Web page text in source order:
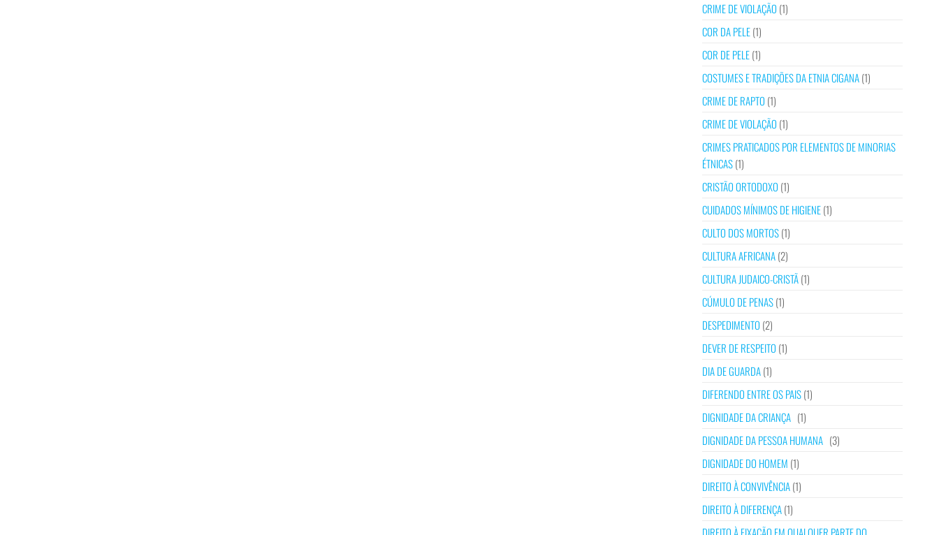
CRIME DE VIOLAÇÃO (1)
COR DA PELE(1)
COR DE PELE(1)
COSTUMES E TRADIÇÕES DA ETNIA CIGANA(1)
CRIME DE RAPTO (1)
CRIME DE VIOLAÇÃO (1)
CRIMES PRATICADOS POR ELEMENTOS DE MINORIAS
ÉTNICAS(1)
CRISTÃO ORTODOXO (1)
CUIDADOS MÍNIMOS DE HIGIENE(1)
CULTO DOS MORTOS(1)
CULTURA AFRICANA(2)
CULTURA JUDAICO-CRISTÃ(1)
CÚMULO DE PENAS(1)
DESPEDIMENTO (2)
DEVER DE RESPEITO (1)
DIA DE GUARDA(1)
DIFERENDO ENTRE OS PAIS(1)
DIGNIDADE DA CRIANÇA (1)
DIGNIDADE DA PESSOA HUMANA (3)
DIGNIDADE DO HOMEM (1)
DIREITO À CONVIVÊNCIA(1)
DIREITO À DIFERENÇA(1)